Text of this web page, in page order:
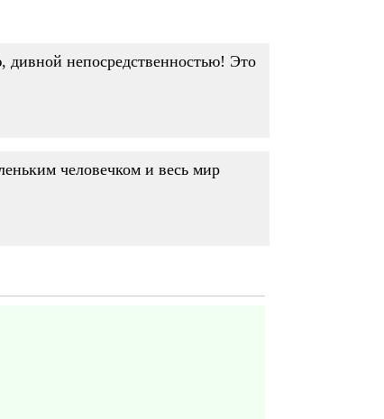
дивной непосредственностью! Это
человечком и весь мир